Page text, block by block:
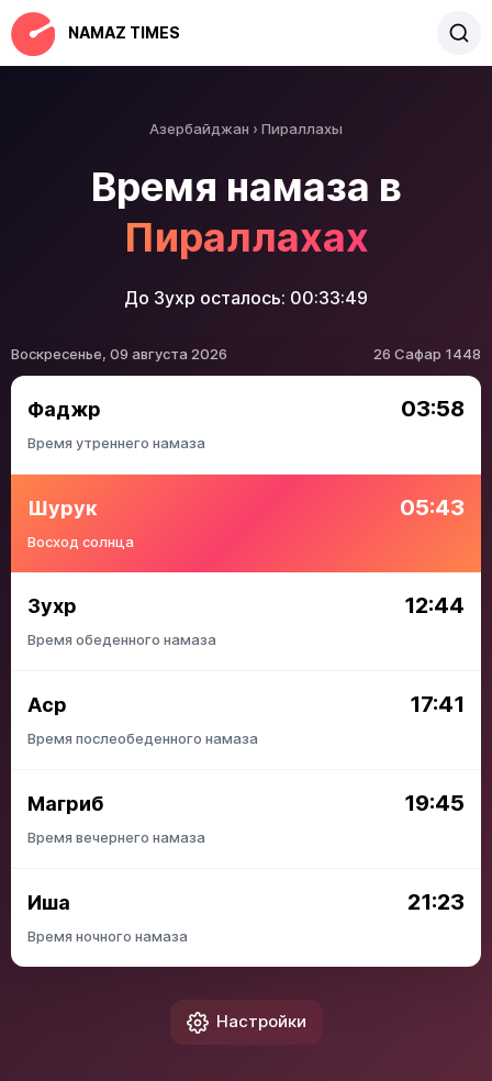
NAMAZ TIMES
Азербайджан Пираллахы
Время намаза в
Пираллахах
До Зухр осталось: 00:33:49
Воскресенье, 09 августа 2026 26 Сафар 1448
Фаджр 03:58
Время утреннего намаза
Шурук 05:43
Восход солнца
Зухр 12:44
Время обеденного намаза
Аср 17:41
Время послеобеденного намаза
Магриб 19:45
Время вечернего намаза
Иша 21:23
Время ночного намаза
Настройки